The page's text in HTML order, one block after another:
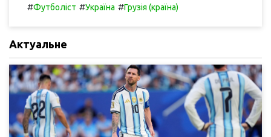
#Футболіст #Україна #Грузія (країна)
Актуальне